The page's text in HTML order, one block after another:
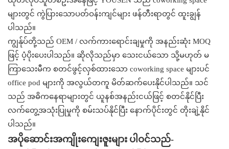
များတွင် ကွဲပြားသောပတ်ဝန်းကျင်များ ဖန်တီးရာတွင် ထူးချွန်
ပါသည်။
ကျွန်ုပ်တို့သည် OEM / လက်ကားရောင်းချမှုကို အနည်းဆုံး MOQ
ဖြင့် ပံ့ပိုးပေးပါသည်။ ဆိုလိုသည်မှာ သေးငယ်သော သို့မဟုတ် မ
ကြာသေးမီက စတင်ဖွင့်လှစ်ထားသော coworking space များပင်
office pod များကို အလွယ်တကူ မိတ်ဆက်ပေးနိုင်ပါသည်။ သင်
သည် အဓိကနေရာများတွင် ယူနစ်အနည်းငယ်ဖြင့် စတင်နိုင်ပြီး
လက်တွေ့အသုံးပြုမှုကို စမ်းသပ်နိုင်ပြီး နောက်ပိုင်းတွင် တိုးချဲ့နိုင်
ပါသည်။
အပိုဆောင်းအကျိုးကျေးဇူးများ ပါဝင်သည်-